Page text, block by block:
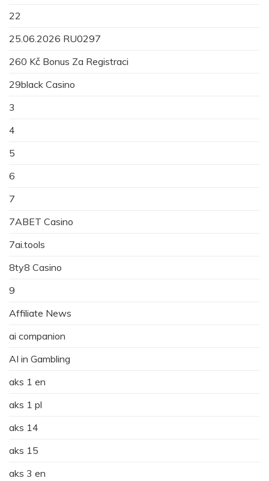
22
25.06.2026 RU0297
260 Kč Bonus Za Registraci
29black Casino
3
4
5
6
7
7ABET Casino
7ai.tools
8ty8 Casino
9
Affiliate News
ai companion
AI in Gambling
aks 1 en
aks 1 pl
aks 14
aks 15
aks 3 en